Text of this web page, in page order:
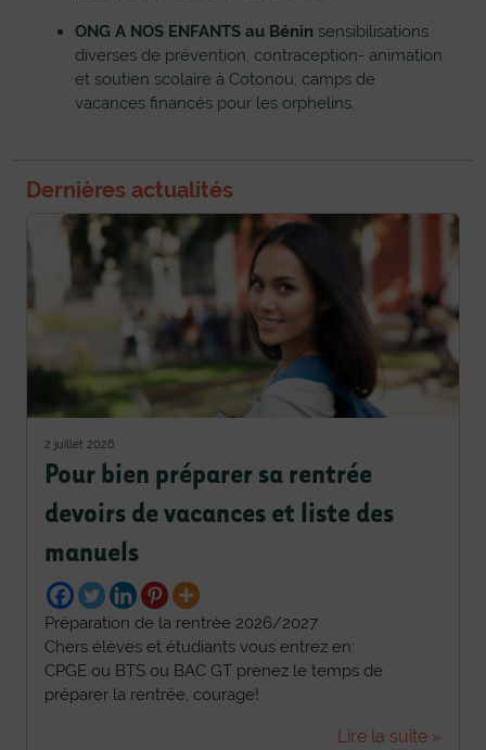
ONG A NOS ENFANTS au Bénin sensibilisations
diverses de prévention, contraception- animation
et soutien scolaire à Cotonou, camps de
vacances financés pour les orphelins.
Dernières actualités
2 juillet 2026
Pour bien préparer sa rentrée
devoirs de vacances et liste des
manuels
Préparation de la rentrée 2026/2027
Chers élèves et étudiants vous entrez en:
CPGE ou BTS ou BAC GT prenez le temps de
préparer la rentrée, courage!
Lire la suite »